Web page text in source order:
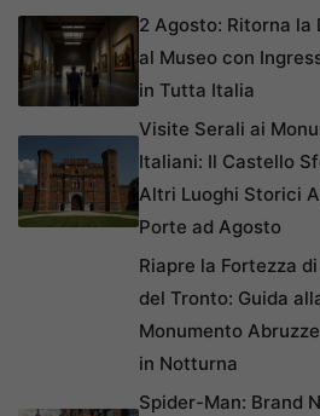
2 Agosto: Ritorna la
al Museo con
in Tutta Italia
Visite Serali ai
Italiani: Il Castello
Altri Luoghi Storici
Porte ad Agosto
Riapre la Fortezza
del Tronto: Guida
Monumento
in Notturna
Spider-Man: Brand